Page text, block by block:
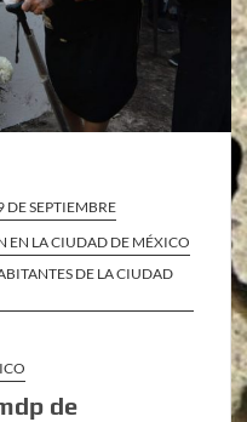
DE SEPTIEMBRE
EN LA CIUDAD DE MÉXICO
DE LA CIUDAD
de